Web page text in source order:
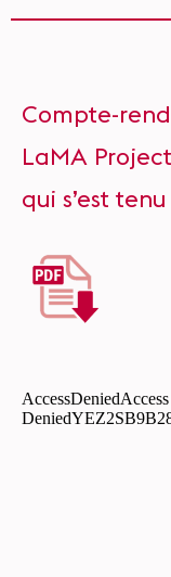
Compte-
LaMA Project
qui s’est